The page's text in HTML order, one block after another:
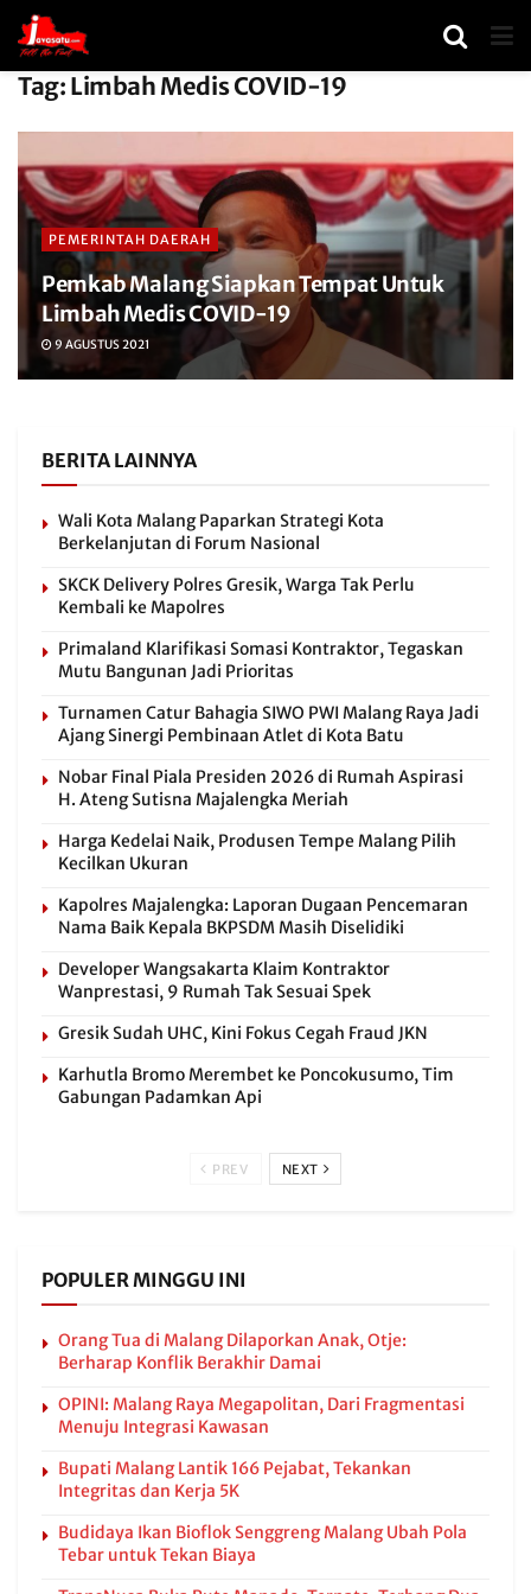
Tag: Limbah Medis COVID-19
PEMERINTAH DAERAH
Pemkab Malang Siapkan Tempat Untuk
Limbah Medis COVID-19
9 AGUSTUS 2021
BERITA LAINNYA
Wali Kota Malang Paparkan Strategi Kota
Berkelanjutan di Forum Nasional
SKCK Delivery Polres Gresik, Warga Tak Perlu
Kembali ke Mapolres
Primaland Klarifikasi Somasi Kontraktor, Tegaskan
Mutu Bangunan Jadi Prioritas
Turnamen Catur Bahagia SIWO PWI Malang Raya Jadi
Ajang Sinergi Pembinaan Atlet di Kota Batu
Nobar Final Piala Presiden 2026 di Rumah Aspirasi
H. Ateng Sutisna Majalengka Meriah
Harga Kedelai Naik, Produsen Tempe Malang Pilih
Kecilkan Ukuran
Kapolres Majalengka: Laporan Dugaan Pencemaran
Nama Baik Kepala BKPSDM Masih Diselidiki
Developer Wangsakarta Klaim Kontraktor
Wanprestasi, 9 Rumah Tak Sesuai Spek
Gresik Sudah UHC, Kini Fokus Cegah Fraud JKN
Karhutla Bromo Merembet ke Poncokusumo, Tim
Gabungan Padamkan Api
PREV NEXT
POPULER MINGGU INI
Orang Tua di Malang Dilaporkan Anak, Otje:
Berharap Konflik Berakhir Damai
OPINI: Malang Raya Megapolitan, Dari Fragmentasi
Menuju Integrasi Kawasan
Bupati Malang Lantik 166 Pejabat, Tekankan
Integritas dan Kerja 5K
Budidaya Ikan Bioflok Senggreng Malang Ubah Pola
Tebar untuk Tekan Biaya